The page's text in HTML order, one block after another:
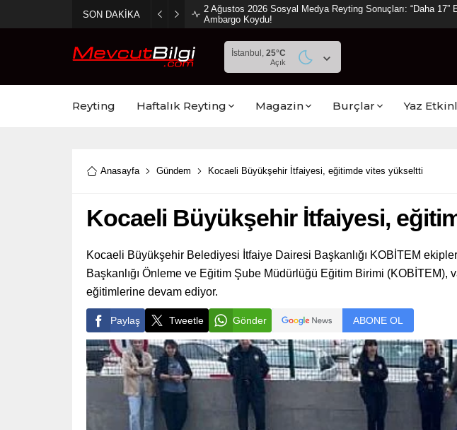
SON DAKİKA
2 Ağustos 2026 Sosyal Medya Reyting Sonuçları: “Daha 17”
Ambargo Koydu!
İstanbul, 25°C
Açık
Reyting Haftalık Reyting Magazin Burçlar Yaz
Anasayfa Gündem Kocaeli Büyükşehir İtfaiyesi, eğitimde vites yükseltti
Kocaeli Büyükşehir İtfaiyesi,
Kocaeli Büyükşehir Belediyesi İtfaiye Dairesi Başkanlığı KOBİTEM
Başkanlığı Önleme ve Eğitim Şube Müdürlüğü Eğitim Birimi (KOBİTEM),
eğitimlerine devam ediyor.
Paylaş Tweetle Gönder ABONE OL